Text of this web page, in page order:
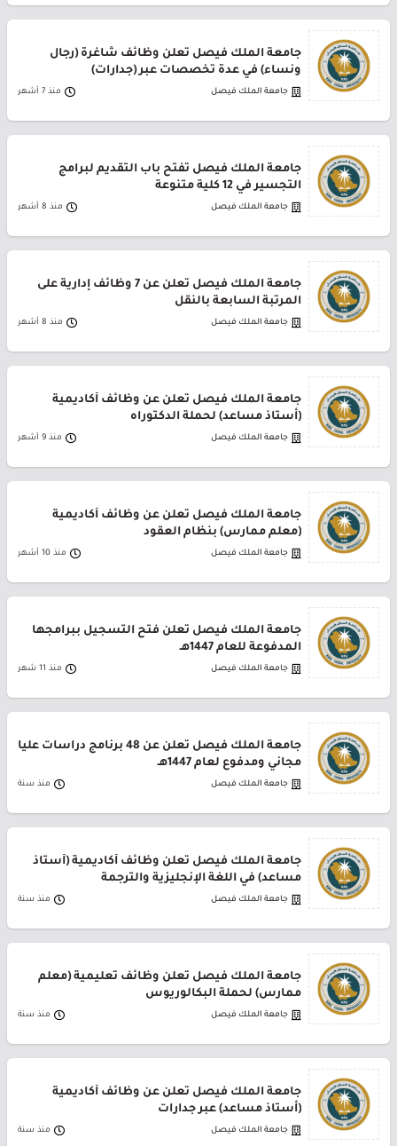
جامعة الملك فيصل تعلن وظائف شاغرة (رجال
ونساء) في عدة تخصصات عبر (جدارات)
جامعة الملك فيصل منذ 7 أشهر
جامعة الملك فيصل تفتح باب التقديم لبرامج
التجسير في 12 كلية متنوعة
جامعة الملك فيصل منذ 8 أشهر
جامعة الملك فيصل تعلن عن 7 وظائف إدارية على
المرتبة السابعة بالنقل
جامعة الملك فيصل منذ 8 أشهر
جامعة الملك فيصل تعلن عن وظائف أكاديمية
(أستاذ مساعد) لحملة الدكتوراه
جامعة الملك فيصل منذ 9 أشهر
جامعة الملك فيصل تعلن عن وظائف أكاديمية
(معلم ممارس) بنظام العقود
جامعة الملك فيصل منذ 10 أشهر
جامعة الملك فيصل تعلن فتح التسجيل ببرامجها
المدفوعة للعام 1447هـ
جامعة الملك فيصل منذ 11 شهر
جامعة الملك فيصل تعلن عن 48 برنامج دراسات عليا
مجاني ومدفوع لعام 1447هـ
جامعة الملك فيصل منذ سنة
جامعة الملك فيصل تعلن وظائف أكاديمية (أستاذ
مساعد) في اللغة الإنجليزية والترجمة
جامعة الملك فيصل منذ سنة
جامعة الملك فيصل تعلن وظائف تعليمية (معلم
ممارس) لحملة البكالوريوس
جامعة الملك فيصل منذ سنة
جامعة الملك فيصل تعلن عن وظائف أكاديمية
(أستاذ مساعد) عبر جدارات
جامعة الملك فيصل منذ سنة